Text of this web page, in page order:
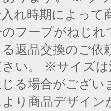
れ時期によって
フープがねじ
る返品交換のご
さい。 ※サイズは
る場合がござい
り商品デザイン